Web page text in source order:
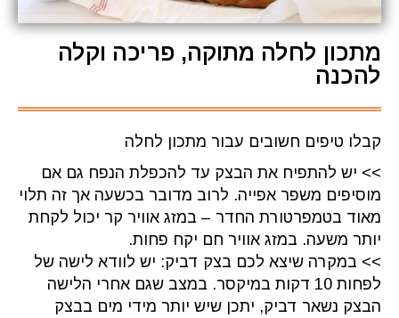
מתכון לחלה מתוקה, פריכה וקלה
להכנה
קבלו טיפים חשובים עבור מתכון לחלה
>> יש להתפיח את הבצק עד להכפלת הנפח גם אם
מוסיפים משפר אפייה. לרוב מדובר בכשעה אך זה תלוי
מאוד בטמפרטורת החדר – במזג אוויר קר יכול לקחת
יותר משעה. במזג אוויר חם יקח פחות.
>> במקרה שיצא לכם בצק דביק: יש לוודא לישה של
לפחות 10 דקות במיקסר. במצב שגם אחרי הלישה
הבצק נשאר דביק, יתכן שיש יותר מידי מים בבצק